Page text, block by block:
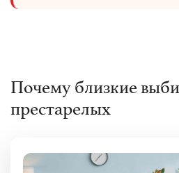
Почему близкие
престарелых